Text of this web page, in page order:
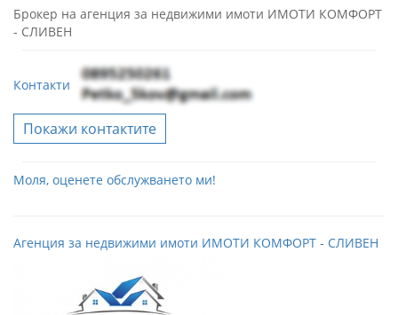
Брокер на агенция за недвижими имоти ИМОТИ КОМФОРТ
- СЛИВЕН
Контакти
Покажи контактите
Моля, оценете обслужването ми!
Агенция за недвижими имоти ИМОТИ КОМФОРТ - СЛИВЕН